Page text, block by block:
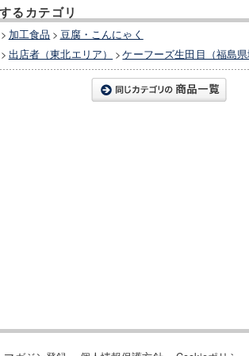
るカテゴリ
> 加工食品 > 豆腐・こんにゃく
> 出店者（東北エリア） >ケーフーズ生田目（福島